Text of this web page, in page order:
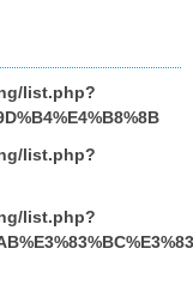
list.php?
list.php?
list.php?